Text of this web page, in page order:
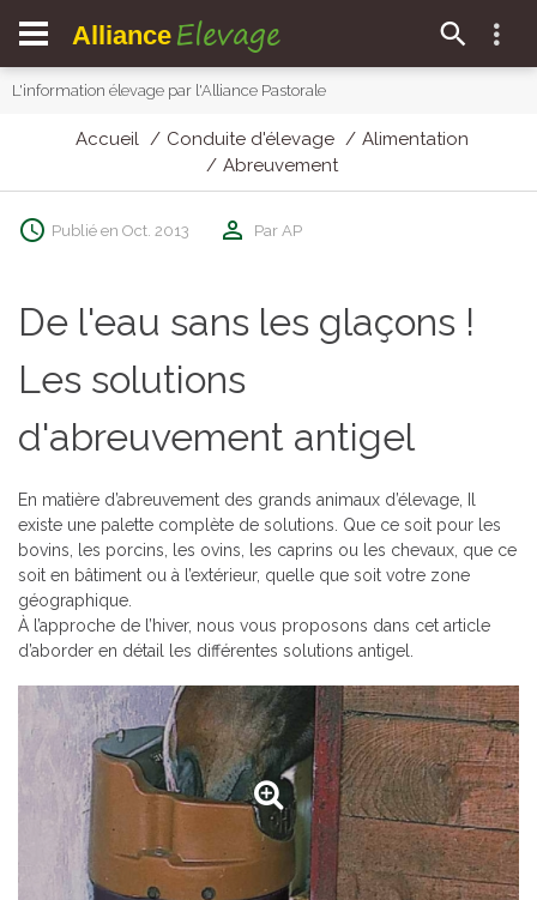
Alliance Elevage
L'information élevage par l'Alliance Pastorale
Accueil Conduite d'élevage
Alimentation
Abreuvement
Publié en Oct. 2013 Par AP
De l'eau sans les glaçons !
Les solutions
d'abreuvement antigel
En matière d’abreuvement des grands animaux d’élevage, Il
existe une palette complète de solutions. Que ce soit pour les
bovins, les porcins, les ovins, les caprins ou les chevaux, que ce
soit en bâtiment ou à l’extérieur, quelle que soit votre zone
géographique.
À l’approche de l’hiver, nous vous proposons dans cet article
d’aborder en détail les différentes solutions antigel.